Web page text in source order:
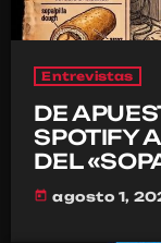
Entrevistas
DE
SPOTIFY
DEL
today agosto 1,